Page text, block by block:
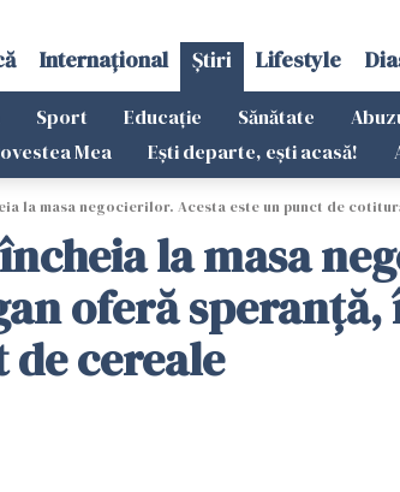
Internațional Știri Lifestyle
Sport Educație Sănătate
Mea
Ești departe, ești acasă!
la masa negocierilor. Acesta este un punct de
la masa
oferă speranță,
cereale